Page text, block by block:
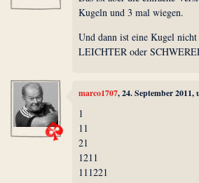
Kugeln und 3 mal wiegen.
Und dann ist eine Kugel nicht
LEICHTER oder
marco1707, 24. September 2011,
1
11
21
1211
111221